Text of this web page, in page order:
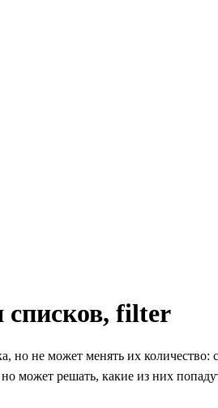
filter
но не может менять их
может решать, какие из них